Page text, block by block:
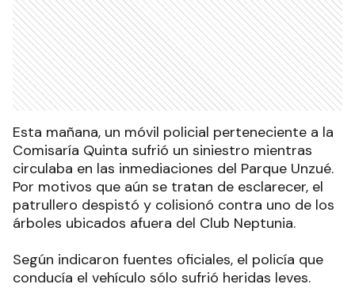
Esta mañana, un móvil policial perteneciente a la
Comisaría Quinta sufrió un siniestro mientras
circulaba en las inmediaciones del Parque Unzué.
Por motivos que aún se tratan de esclarecer, el
patrullero despistó y colisionó contra uno de los
árboles ubicados afuera del Club Neptunia.
Según indicaron fuentes oficiales, el policía que
conducía el vehículo sólo sufrió heridas leves.